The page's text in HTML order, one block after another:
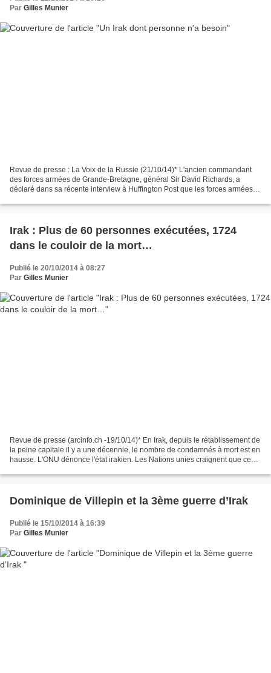
Par Gilles Munier
Revue de presse : La Voix de la Russie (21/10/14)* L'ancien commandant
des forces armées de Grande-Bretagne, général Sir David Richards, a
déclaré dans sa récente interview à Huffington Post que les forces armées
Irak : Plus de 60 personnes exécutées, 1724
dans le couloir de la mort…
Publié le 20/10/2014 à 08:27
Par Gilles Munier
Revue de presse (arcinfo.ch -19/10/14)* En Irak, depuis le rétablissement de
la peine capitale il y a une décennie, le nombre de condamnés à mort est en
hausse. L'ONU dénonce l'état irakien. Les Nations unies craignent que ces
Dominique de Villepin et la 3ème guerre d’Irak
Publié le 15/10/2014 à 16:39
Par Gilles Munier